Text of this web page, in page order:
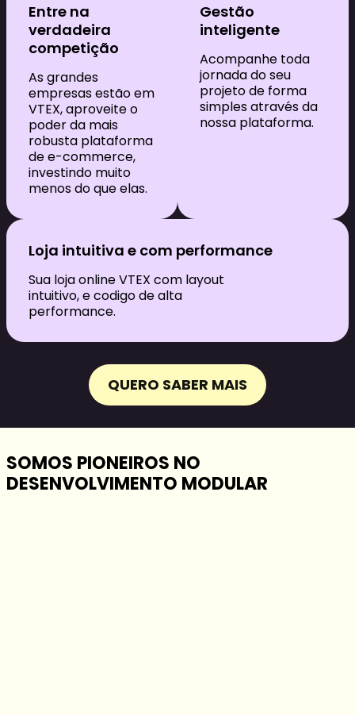
Entre na
verdadeira
competição
As grandes
empresas estão em
VTEX, aproveite o
poder da mais
robusta plataforma
de e-commerce,
investindo muito
menos do que elas.
Gestão
inteligente
Acompanhe toda
jornada do seu
projeto de forma
simples através da
nossa plataforma.
Loja intuitiva e com performance
Sua loja online VTEX com layout
intuitivo, e codigo de alta
performance.
QUERO SABER MAIS
SOMOS PIONEIROS NO
DESENVOLVIMENTO MODULAR